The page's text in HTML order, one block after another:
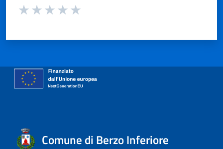
Valuta da 1 a 5 stelle la pagina
Comune di Berzo Inferiore